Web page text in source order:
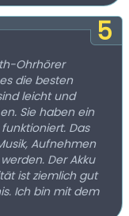
5
Ohrhörer
die besten
leicht und
Sie haben ein
Das
Aufnehmen
Der Akku
ist ziemlich gut
Ich bin mit dem